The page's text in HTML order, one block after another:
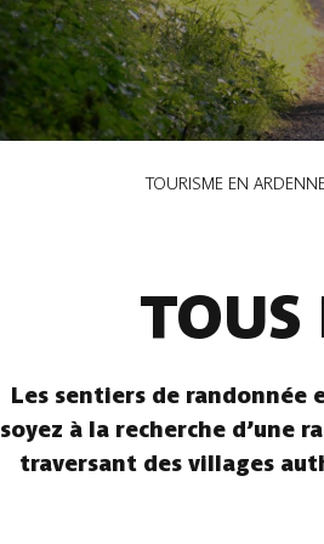
TOURISME EN ARDENNE
TOUS
Les sentiers de randonnée
soyez à la recherche d’une
traversant des villages